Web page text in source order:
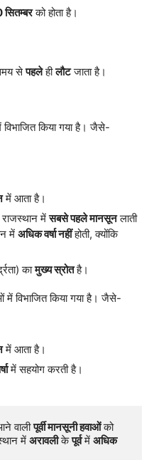
को होता है।
सेपहलेहीलौटजाता है।
किया गया है। जैसे-
में आता है।
राजस्थान मेंसबसे पहले मानसूनलाती
में अधिक वर्षा नहींहोती, क्योंकि
कामुख्य स्रोतहै।
विभाजित किया गया है। जैसे-
में आता है।
में सहयोग करती है।
वाली पूर्वी मानसूनी हवाओं को
में अरावली के पूर्व में अधिक